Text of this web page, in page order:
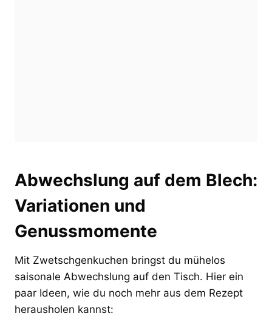
Abwechslung auf dem Blech:
Variationen und
Genussmomente
Mit Zwetschgenkuchen bringst du mühelos
saisonale Abwechslung auf den Tisch. Hier ein
paar Ideen, wie du noch mehr aus dem Rezept
herausholen kannst: